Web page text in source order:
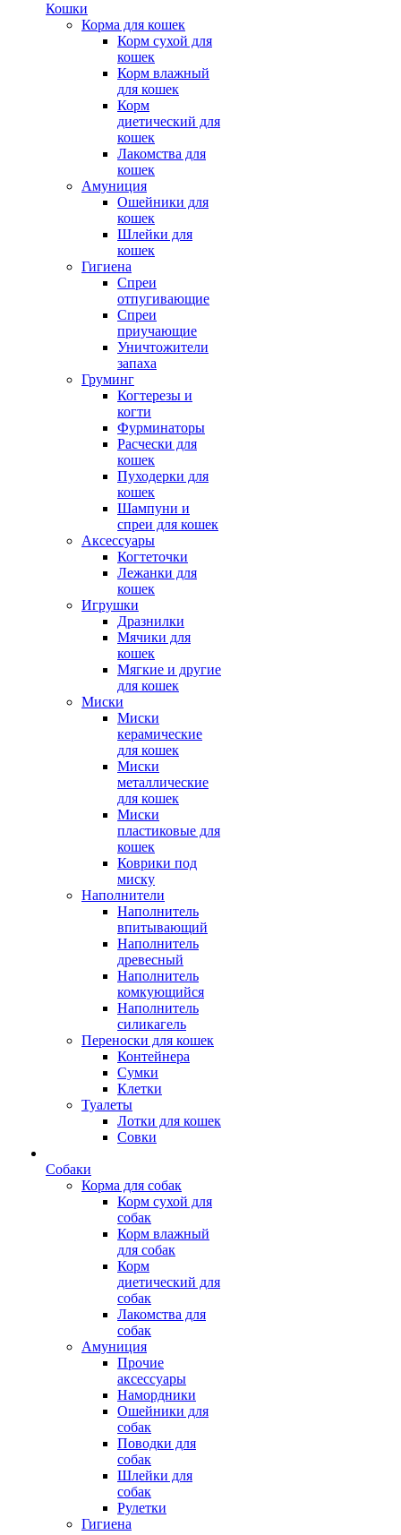
Кошки
Корма для кошек
Корм сухой для
кошек
Корм влажный
для кошек
Корм
диетический для
кошек
Лакомства для
кошек
Амуниция
Ошейники для
кошек
Шлейки для
кошек
Гигиена
Спреи
отпугивающие
Спреи
приучающие
Уничтожители
запаха
Груминг
Когтерезы и
когти
Фурминаторы
Расчески для
кошек
Пуходерки для
кошек
Шампуни и
спреи для кошек
Аксессуары
Когтеточки
Лежанки для
кошек
Игрушки
Дразнилки
Мячики для
кошек
Мягкие и другие
для кошек
Миски
Миски
керамические
для кошек
Миски
металлические
для кошек
Миски
пластиковые для
кошек
Коврики под
миску
Наполнители
Наполнитель
впитывающий
Наполнитель
древесный
Наполнитель
комкующийся
Наполнитель
силикагель
Переноски для кошек
Контейнера
Сумки
Клетки
Туалеты
Лотки для кошек
Совки
Собаки
Корма для собак
Корм сухой для
собак
Корм влажный
для собак
Корм
диетический для
собак
Лакомства для
собак
Амуниция
Прочие
аксессуары
Намордники
Ошейники для
собак
Поводки для
собак
Шлейки для
собак
Рулетки
Гигиена